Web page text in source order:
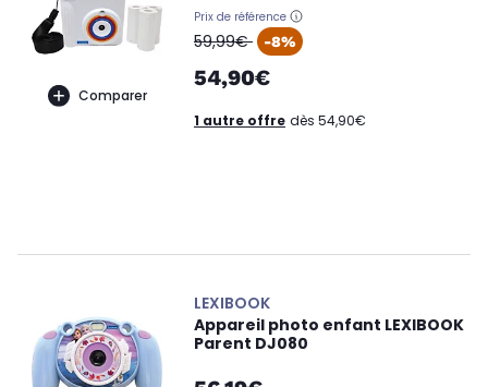
Comparer
Prix de référence
oldPrice
59,99€ -8%
54,90€
1 autre offre dès 54,90€
LEXIBOOK
Appareil photo enfant LEXIBOOK
Parent DJ080